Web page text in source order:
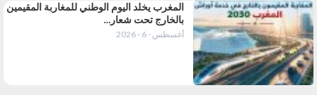
المغرب يخلد اليوم الوطني للمغاربة المقيمين
بالخارج تحت شعار…
أغسطس - 6 - 2026